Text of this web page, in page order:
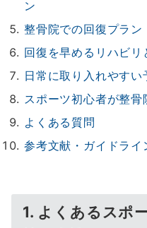
ン
整骨院での回復プラ
回復を早めるリハビリ
日常に取り入れやすい
スポーツ初心者が整骨
よくある質問
参考文献・ガイドライ
1. よくあるスポ